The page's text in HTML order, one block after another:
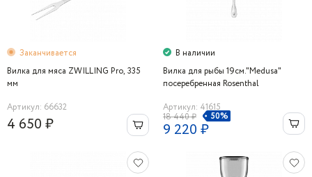
Заканчивается
Вилка для мяса ZWILLING Pro, 335
мм
Артикул: 66632
4 650 ₽
В наличии
Вилка для рыбы 19см."Medusa"
посеребренная Rosenthal
Артикул: 41615
18 440 ₽
50%
9 220 ₽